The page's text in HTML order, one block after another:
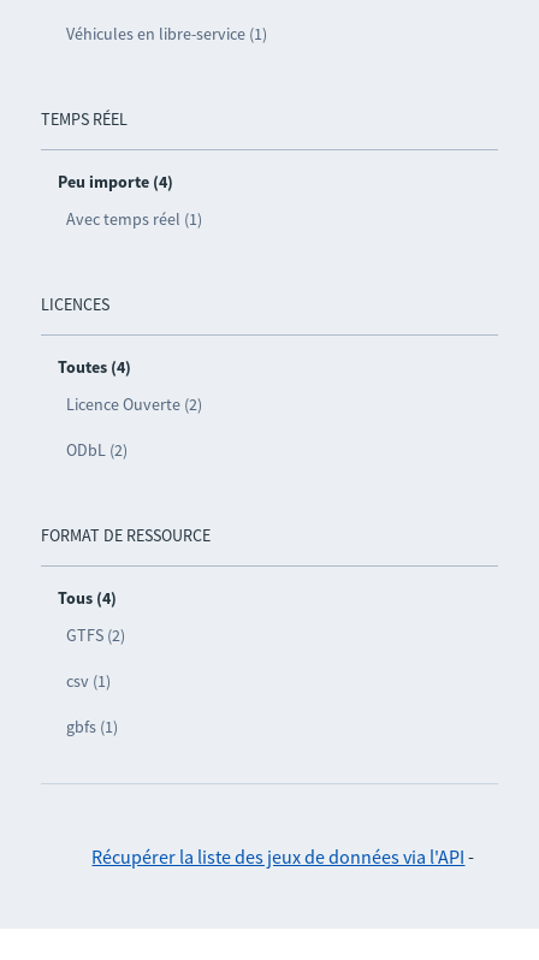
Véhicules en libre-service (1)
TEMPS RÉEL
Peu importe (4)
Avec temps réel (1)
LICENCES
Toutes (4)
Licence Ouverte (2)
ODbL (2)
FORMAT DE RESSOURCE
Tous (4)
GTFS (2)
csv (1)
gbfs (1)
Récupérer la liste des jeux de données via l'API -